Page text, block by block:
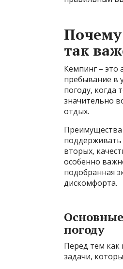
так
Кемпинг – это
пребывание в
погоду, когда
значительно
отдых.
поддерживать
вторых,
особенно
подобранная
дискомфорта.
погоду
Перед тем
задачи,